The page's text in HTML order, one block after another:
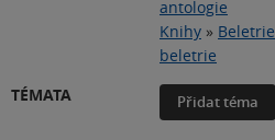
antologie
Knihy » Beletrie
beletrie
TÉMATA
Přidat téma